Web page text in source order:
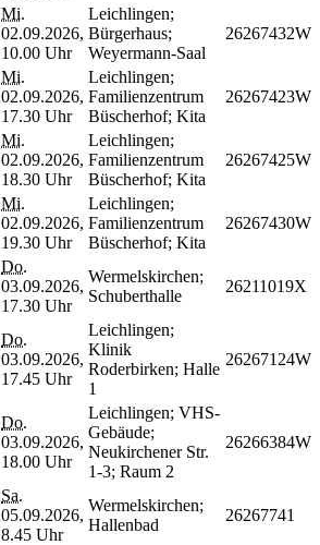
Mi.
02.09.2026,
10.00 Uhr
Leichlingen;
Bürgerhaus;
Weyermann-Saal
26267432W
Mi.
02.09.2026,
17.30 Uhr
Leichlingen;
Familienzentrum
Büscherhof; Kita
26267423W
Mi.
02.09.2026,
18.30 Uhr
Leichlingen;
Familienzentrum
Büscherhof; Kita
26267425W
Mi.
02.09.2026,
19.30 Uhr
Leichlingen;
Familienzentrum
Büscherhof; Kita
26267430W
Do.
03.09.2026,
17.30 Uhr
Wermelskirchen;
Schuberthalle
26211019X
Do.
03.09.2026,
17.45 Uhr
Leichlingen;
Klinik
Roderbirken; Halle
1
26267124W
Do.
03.09.2026,
18.00 Uhr
Leichlingen; VHS-
Gebäude;
Neukirchener Str.
1-3; Raum 2
26266384W
Sa.
05.09.2026,
8.45 Uhr
Wermelskirchen;
Hallenbad
26267741